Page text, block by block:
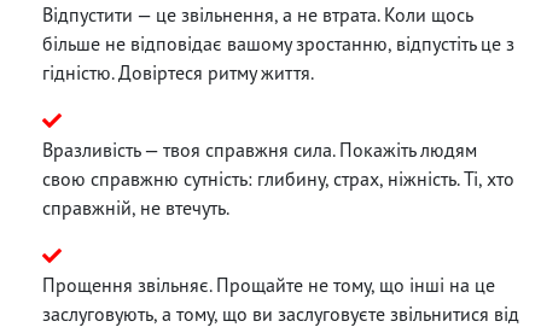
Відпустити — це звільнення, а не втрата. Коли щось
більше не відповідає вашому зростанню, відпустіть це з
гідністю. Довіртеся ритму життя.
Вразливість — твоя справжня сила. Покажіть людям
свою справжню сутність: глибину, страх, ніжність. Ті, хто
справжній, не втечуть.
Прощення звільняє. Прощайте не тому, що інші на це
заслуговують, а тому, що ви заслуговуєте звільнитися від